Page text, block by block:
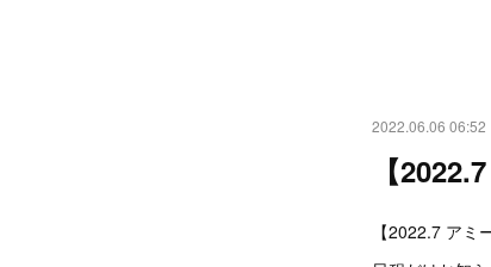
2022.06.06 06:52
【
【2022.7 アミ